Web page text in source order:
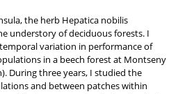
the herb Hepatica nobilis
understory of deciduous forests. I
variation in performance of
in a beech forest at Montseny
During three years, I studied the
and between patches within